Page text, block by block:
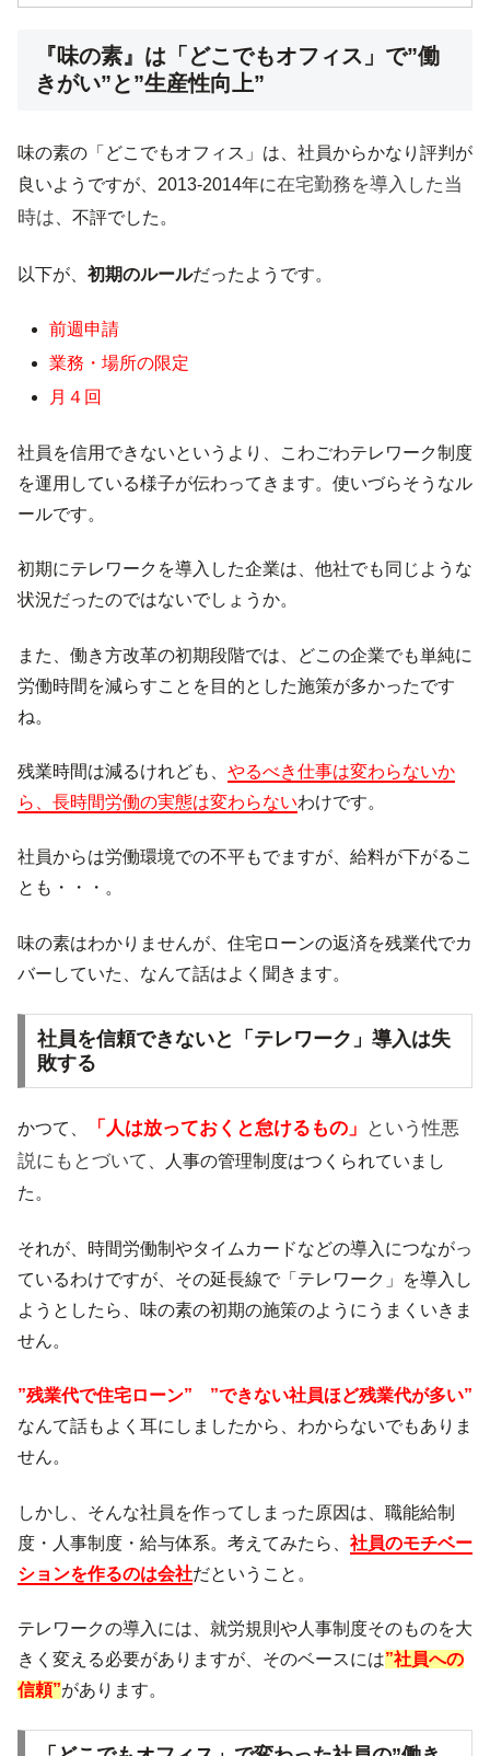
『味の素』は「どこでもオフィス」で”働
きがい”と”生産性向上”
味の素の「どこでもオフィス」は、社員からかなり評判が
良いようですが、2013-2014年に在宅勤務を導入した当
時は 、不評でした。
以下が、 初期のルールだったようです。
前週申請
業務・場所の限定
月４回
社員を信用できないというより、こわごわテレワーク制度
を運用している様子が伝わってきます。使いづらそうなル
ールです。
初期にテレワークを導入した企業は、他社でも同じような
状況だったのではないでしょうか。
また、働き方改革の初期段階では、どこの企業でも単純に
労働時間を減らすことを目的とした施策が多かったです
ね。
残業時間は減るけれども、 やるべき仕事は変わらないか
ら、長時間労働の実態は変わらないわけです。
社員からは労働環境での不平もでますが、給料が下がるこ
とも・・・。
味の素はわかりませんが、住宅ローンの返済を残業代でカ
バーしていた、なんて話はよく聞きます。
社員を信頼できないと「テレワーク」導入は失
敗する
かつて、 「人は放っておくと怠けるもの」
という性悪
説にもとづいて
、人事の管理制度はつくられていまし
た。
それが、時間労働制やタイムカードなどの導入につながっ
ているわけですが、その延長線で「テレワーク」を導入し
ようとしたら、味の素の初期の施策のようにうまくいきま
せん。
”残業代で住宅ローン” ”できない社員ほど残業代が多い”
なんて話もよく耳にしましたから、わからないでもありま
せん。
しかし、そんな社員を作ってしまった原因は、職能給制
度・人事制度・給与体系。考えてみたら、 社員のモチベー
ションを作るのは会社だということ。
テレワークの導入には、就労規則や人事制度そのものを大
きく変える必要がありますが、そのベースには”社員への
信頼”があります。